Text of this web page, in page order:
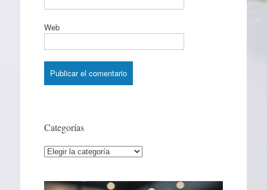
Web
Categorías
Categorías